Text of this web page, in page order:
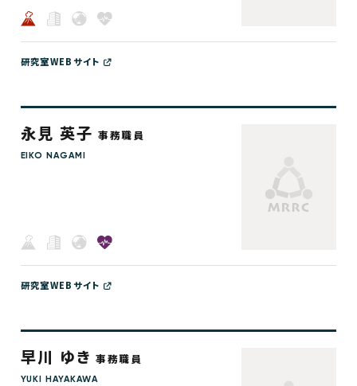
研究室WEBサイト
永見 英子事務職員
EIKO NAGAMI
研究室WEBサイト
早川 ゆき事務職員
YUKI HAYAKAWA